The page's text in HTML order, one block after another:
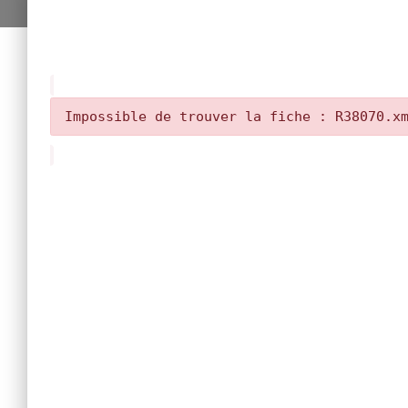
Impossible de trouver la fiche :